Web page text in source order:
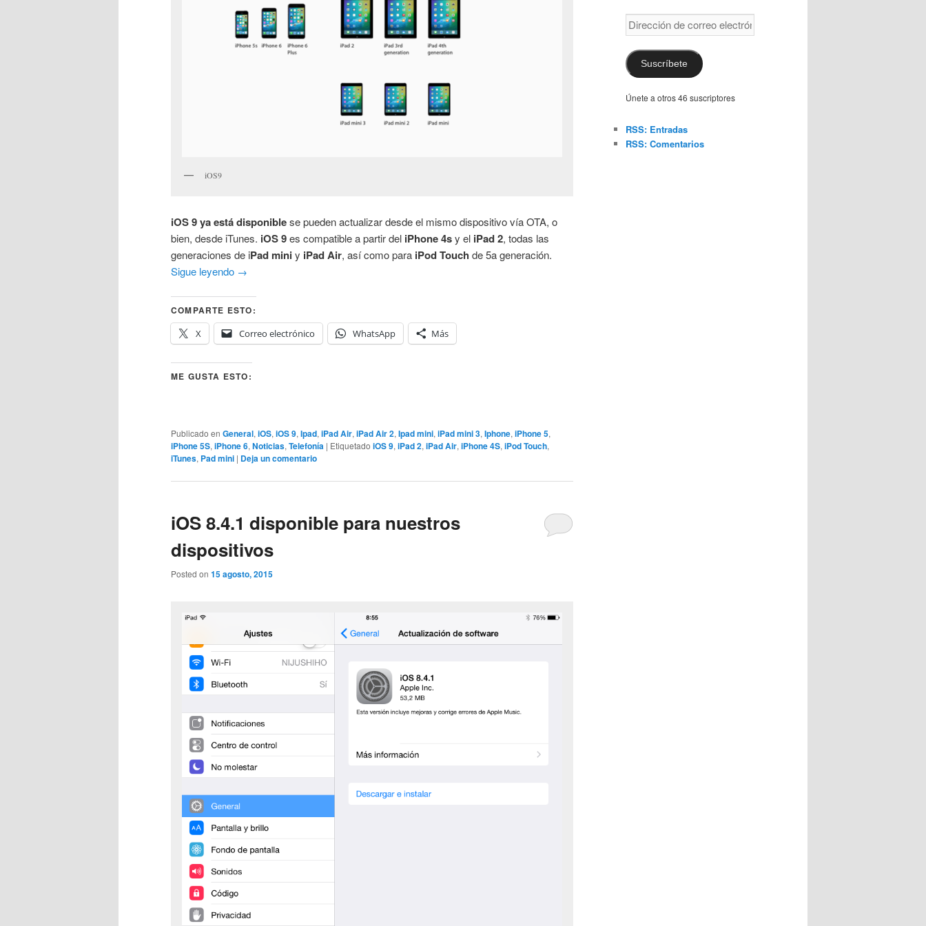
iOS9
iOS 9 ya está disponiblese pueden actualizar desde el mismo dispositivo vía OTA, o
bien, desde iTunes. iOS 9es compatible a partir del iPhone 4sy el iPad 2, todas las
generaciones de iPad miniy iPad Air, así como para iPod Touch de 5a generación.
Sigue leyendo →
COMPARTE ESTO:
X
Correo electrónico WhatsApp Más
ME GUSTA ESTO:
Publicado en General, iOS, iOS 9, Ipad, iPad Air, iPad Air 2, Ipad mini, iPad mini 3, Iphone, iPhone 5,
iPhone 5S, iPhone 6, Noticias, Telefonía | Etiquetado iOS 9, iPad 2, iPad Air, iPhone 4S, iPod Touch,
iTunes, Pad mini | Deja un comentario
iOS 8.4.1 disponible para nuestros
dispositivos
Posted on 15 agosto, 2015
Dirección
de
electrónico
Suscríbete
Únete a otros 46 suscriptores
RSS: Entradas
RSS: Comentarios